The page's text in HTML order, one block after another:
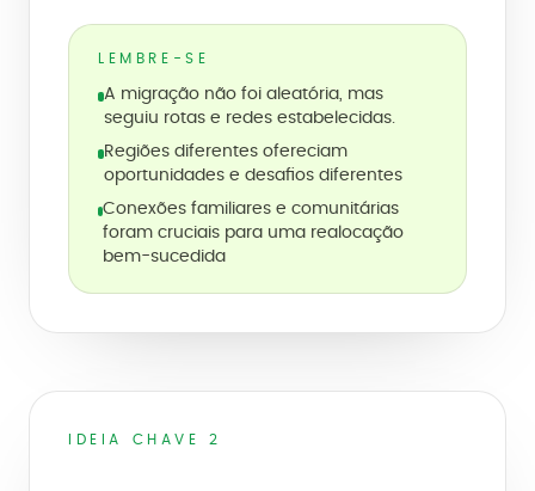
LEMBRE-SE
A migração não foi aleatória, mas
seguiu rotas e redes estabelecidas.
Regiões diferentes ofereciam
oportunidades e desafios diferentes
Conexões familiares e comunitárias
foram cruciais para uma realocação
bem-sucedida
IDEIA CHAVE 2